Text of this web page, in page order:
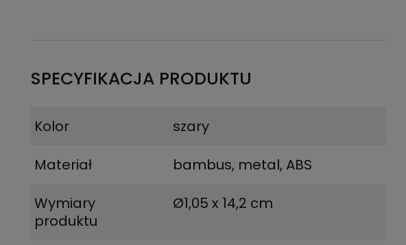
SPECYFIKACJA PRODUKTU
Kolor
szary
Materiał
bambus, metal, ABS
Wymiary
produktu
Ø1,05 x 14,2 cm